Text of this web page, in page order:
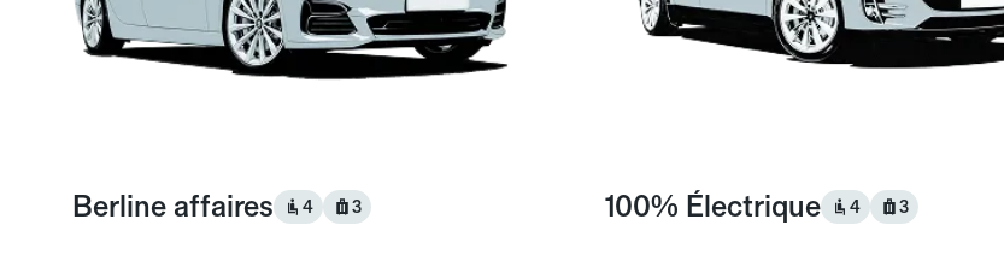
Berline affaires 4 3 100% Électrique 4 3